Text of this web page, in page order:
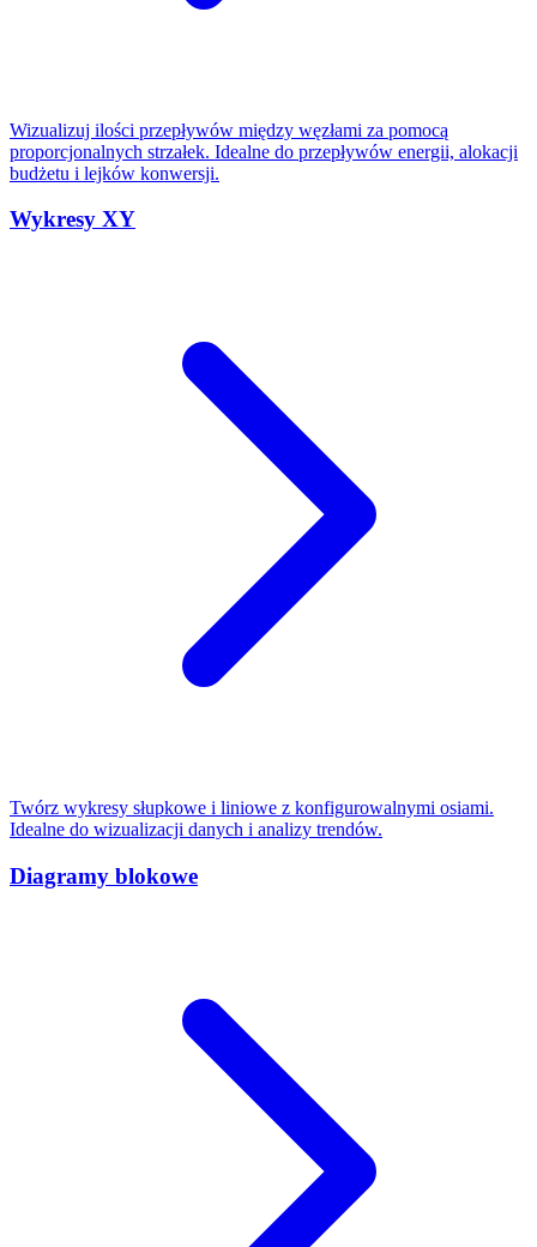
Wizualizuj ilości przepływów między węzłami za pomocą
proporcjonalnych strzałek. Idealne do przepływów energii, alokacji
budżetu i lejków konwersji.
Wykresy XY
Twórz wykresy słupkowe i liniowe z konfigurowalnymi osiami.
Idealne do wizualizacji danych i analizy trendów.
Diagramy blokowe